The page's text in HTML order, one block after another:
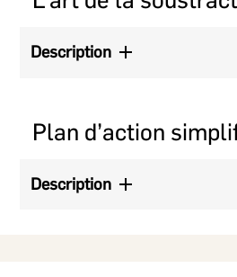
Description
Plan d’action
Description